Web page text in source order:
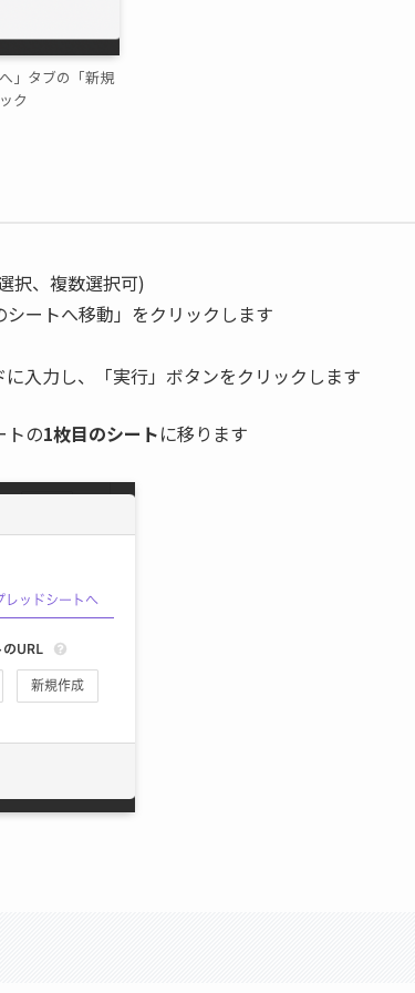
」タブの「新規
ク
択、複数選択可)
ートへ移動」をクリックします
入力し、「実行」ボタンをクリックします
トの1枚目のシートに移ります